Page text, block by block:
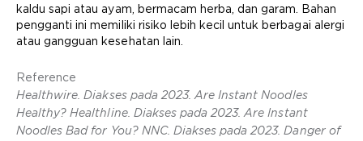
kaldu sapi atau ayam, bermacam herba, dan garam. Bahan
pengganti ini memiliki risiko lebih kecil untuk berbagai alergi
atau gangguan kesehatan lain.
Reference
Healthwire. Diakses pada 2023. Are Instant Noodles
Healthy? Healthline. Diakses pada 2023. Are Instant
Noodles Bad for You? NNC. Diakses pada 2023. Danger of